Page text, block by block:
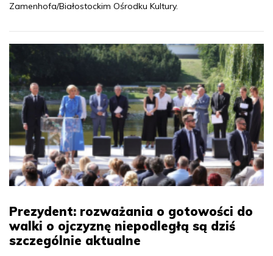
Zamenhofa/Białostockim Ośrodku Kultury.
Prezydent: rozważania o gotowości do
walki o ojczyznę niepodległą są dziś
szczególnie aktualne